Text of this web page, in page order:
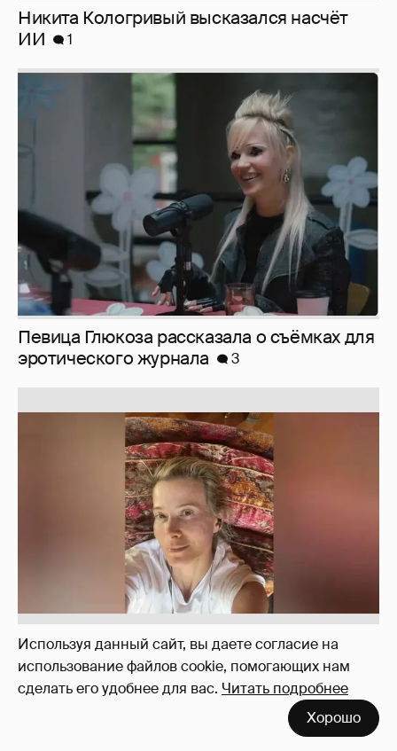
Используя данный сайт, вы даете согласие на
использование файлов cookie, помогающих нам
сделать его удобнее для вас. Читать подробнее
Хорошо
Певица Глюкоза рассказала о съёмках для
эротического журнала
3
Юлия Высоцкая выложила селфи без